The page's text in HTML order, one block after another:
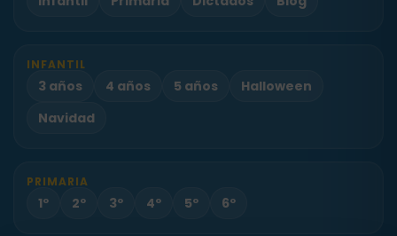
INFANTIL
3 años 4 años 5 años
Halloween
Navidad
PRIMARIA
1º 2º 3º 4º 5º 6º